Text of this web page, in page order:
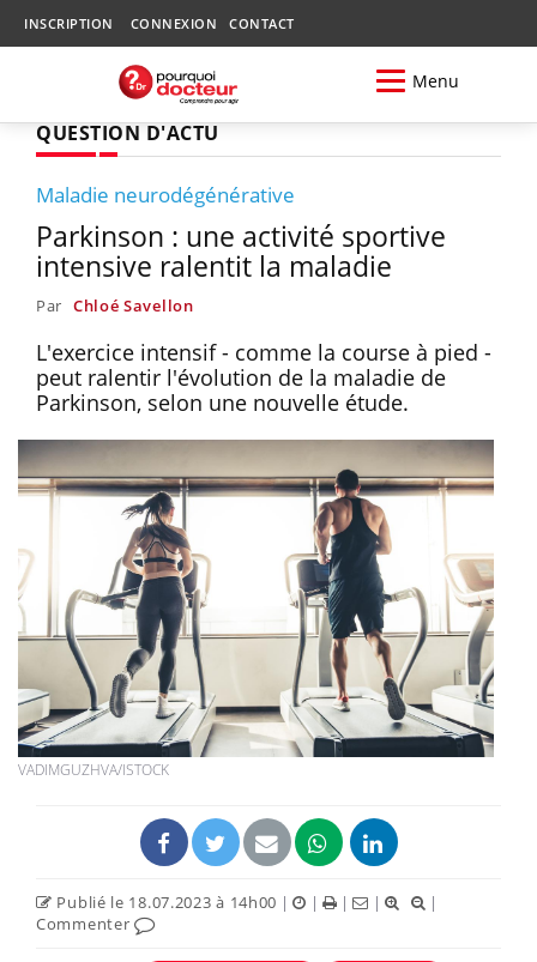
INSCRIPTION CONNEXION CONTACT
Menu
QUESTION D'ACTU
Maladie neurodégénérative
Parkinson : une activité sportive
intensive ralentit la maladie
Par Chloé Savellon
L'exercice intensif - comme la course à pied -
peut ralentir l'évolution de la maladie de
Parkinson, selon une nouvelle étude.
VADIMGUZHVA/ISTOCK
Publié le 18.07.2023 à 14h00 | | | |
|
Commenter